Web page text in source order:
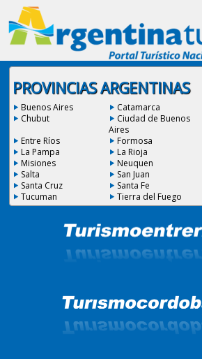
PROVINCIAS ARGENTINAS
Buenos Aires Catamarca
Chubut
Ciudad de Buenos
Aires
Entre Ríos
Formosa
La Pampa
La Rioja
Misiones
Neuquen
Salta
San Juan
Santa Cruz
Santa Fe
Tucuman
Tierra del Fuego